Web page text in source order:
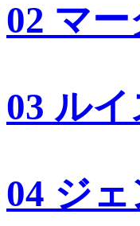
02 マ
03 ル
04 ジ